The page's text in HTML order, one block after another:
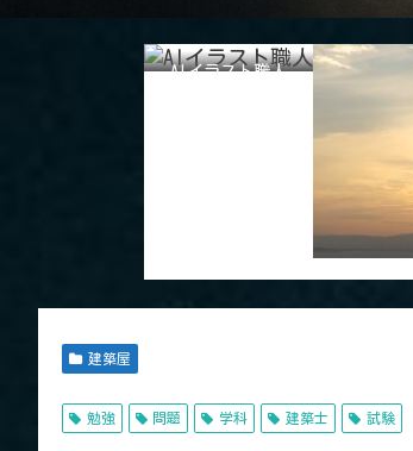
AIイラスト職人
建築屋
勉強 問題 学科 建築士 試験